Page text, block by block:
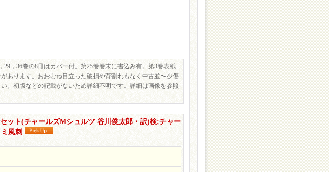
29，36巻の8冊はカバー付。第25巻巻末に書込み有。第3巻表紙
あります。おおむね目立った破損や背割れもなく中古並〜少傷
。初版などの記載がないため詳細不明です。詳細は画像を参照
ット(チャールズMシュルツ 谷川俊太郎・訳)検;チャー
風刺